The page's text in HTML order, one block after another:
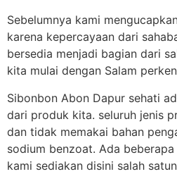
Sebelumnya kami
karena kepercayaan dari
bersedia menjadi bagian dari
kita mulai dengan Salam
Sibonbon Abon Dapur sehati
dari produk kita. seluruh jenis
dan tidak memakai bahan
sodium benzoat. Ada
kami sediakan disini salah